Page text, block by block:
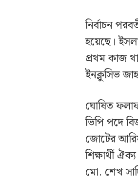
নির্বাচন
হয়েছে।
প্রথম কাজ
ইনক্লুসিভ
ঘোষিত
ভিপি পদে
জোটের
শিক্ষার্থী
মো. শেখ